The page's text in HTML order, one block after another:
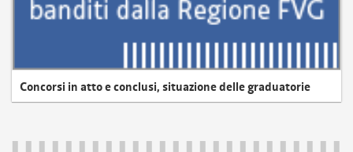
Concorsi in atto e conclusi, situazione delle graduatorie